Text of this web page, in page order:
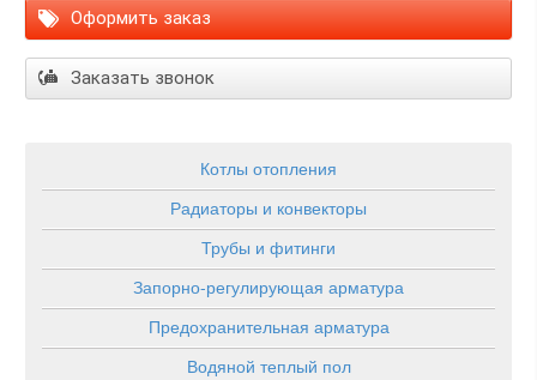
Оформить заказ
Заказать звонок
Котлы отопления
Радиаторы и конвекторы
Трубы и фитинги
Запорно-регулирующая арматура
Предохранительная арматура
Водяной теплый пол